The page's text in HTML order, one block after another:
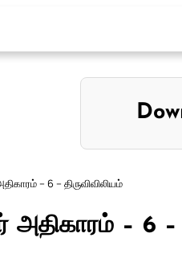
– 6 – திருவிவிலியம்
– 6 –